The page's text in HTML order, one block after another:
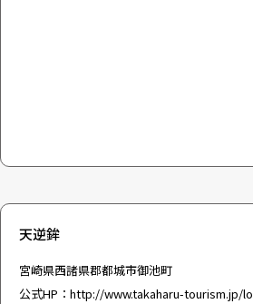
天逆鉾
宮崎県西諸県郡都城市御池町
公式HP： http://www.takaharu-tourism.jp/